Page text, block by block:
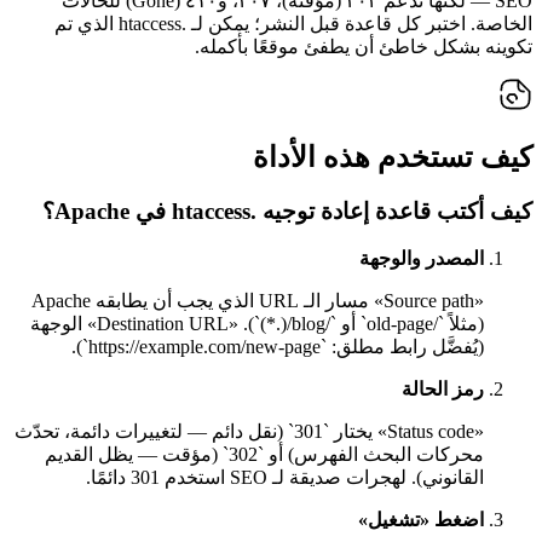
الخاصة. اختبر كل قاعدة قبل النشر؛ يمكن لـ .htaccess الذي تم
تكوينه بشكل خاطئ أن يطفئ موقعًا بأكمله.
كيف تستخدم هذه الأداة
كيف أكتب قاعدة إعادة توجيه .htaccess في Apache؟
المصدر والوجهة
«Source path» مسار الـ URL الذي يجب أن يطابقه Apache
(مثلاً `/old-page` أو `/blog/(.*)`). «Destination URL» الوجهة
(يُفضَّل رابط مطلق: `https://example.com/new-page`).
رمز الحالة
«Status code» يختار `301` (نقل دائم — لتغييرات دائمة، تحدّث
محركات البحث الفهرس) أو `302` (مؤقت — يظل القديم
القانوني). لهجرات صديقة لـ SEO استخدم 301 دائمًا.
اضغط «تشغيل»